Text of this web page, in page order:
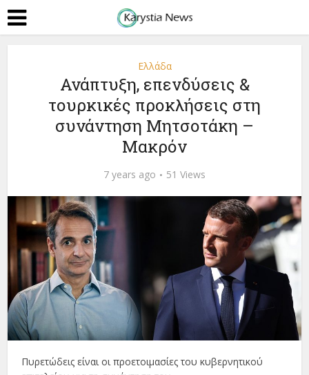
Ελλάδα
Ανάπτυξη, επενδύσεις &
τουρκικές προκλήσεις στη
συνάντηση Μητσοτάκη –
Μακρόν
7 years ago 51 Views
Πυρετώδεις είναι οι προετοιμασίες του κυβερνητικού